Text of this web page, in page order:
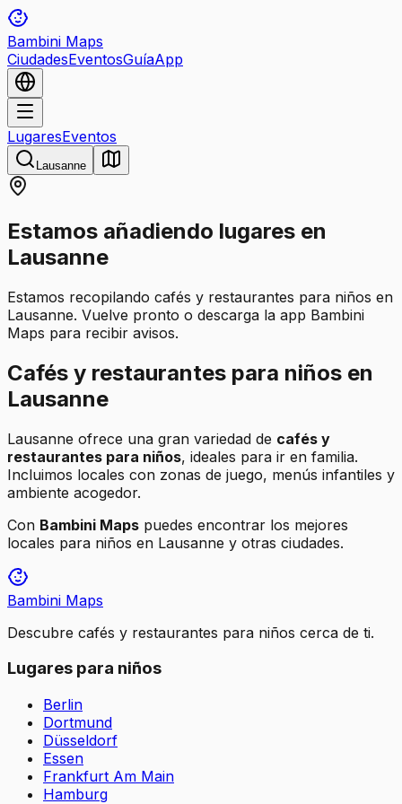
Bambini Maps
CiudadesEventosGuíaApp
LugaresEventos
Lausanne
Estamos añadiendo lugares en
Lausanne
Estamos recopilando cafés y restaurantes para niños en
Lausanne. Vuelve pronto o descarga la app Bambini
Maps para recibir avisos.
Cafés y restaurantes para niños en
Lausanne
Lausanne ofrece una gran variedad de cafés y
restaurantes para niños, ideales para ir en familia.
Incluimos locales con zonas de juego, menús infantiles y
ambiente acogedor.
Con Bambini Maps puedes encontrar los mejores
locales para niños en Lausanne y otras ciudades.
Bambini Maps
Descubre cafés y restaurantes para niños cerca de ti.
Lugares para niños
Berlin
Dortmund
Düsseldorf
Essen
Frankfurt Am Main
Hamburg